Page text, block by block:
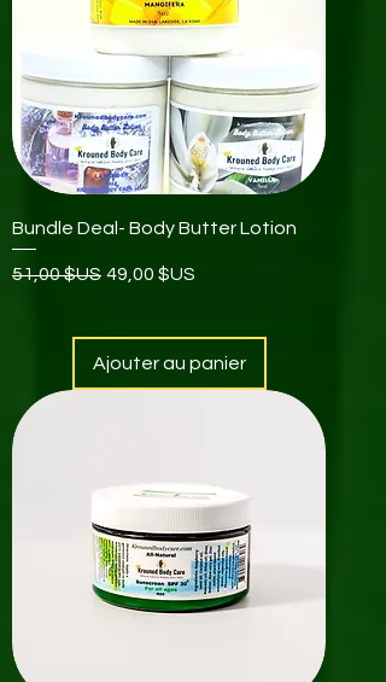
Bundle Deal- Body Butter Lotion
Prix original
51,00 $US Prix promotionnel
49,00 $US
Ajouter au panier